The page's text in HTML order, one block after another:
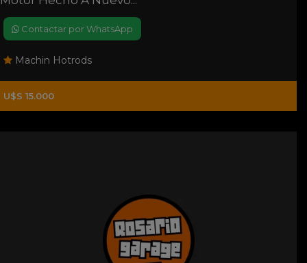
Contactar por WhatsApp
Machin Hotrods
U$S 15.000